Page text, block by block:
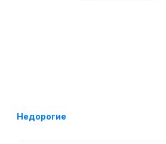
Недорогие